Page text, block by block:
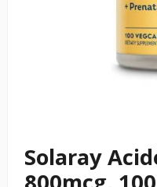
Solaray